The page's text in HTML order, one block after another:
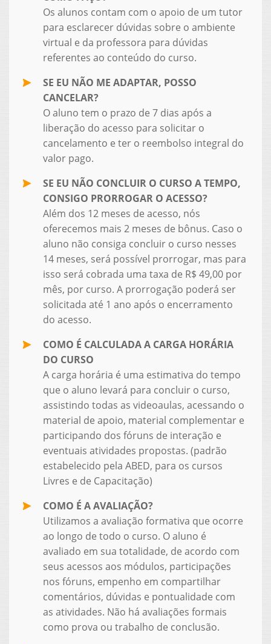
Os alunos contam com o apoio de um tutor
para esclarecer dúvidas sobre o ambiente
virtual e da professora para dúvidas
referentes ao conteúdo do curso.
SE EU NÃO ME ADAPTAR, POSSO
CANCELAR?
O aluno tem o prazo de 7 dias após a
liberação do acesso para solicitar o
cancelamento e ter o reembolso integral do
valor pago.
SE EU NÃO CONCLUIR O CURSO A TEMPO,
CONSIGO PRORROGAR O ACESSO?
Além dos 12 meses de acesso, nós
oferecemos mais 2 meses de bônus. Caso o
aluno não consiga concluir o curso nesses
14 meses, será possível prorrogar, mas para
isso será cobrada uma taxa de R$ 49,00 por
mês, por curso. A prorrogação poderá ser
solicitada até 1 ano após o encerramento
do acesso.
COMO É CALCULADA A CARGA HORÁRIA
DO CURSO
A carga horária é uma estimativa do tempo
que o aluno levará para concluir o curso,
assistindo todas as videoaulas, acessando o
material de apoio, material complementar e
participando dos fóruns de interação e
eventuais atividades propostas. (padrão
estabelecido pela ABED, para os cursos
Livres e de Capacitação)
COMO É A AVALIAÇÃO?
Utilizamos a avaliação formativa que ocorre
ao longo de todo o curso. O aluno é
avaliado em sua totalidade, de acordo com
seus acessos aos módulos, participações
nos fóruns, empenho em compartilhar
comentários, dúvidas e pontualidade com
as atividades. Não há avaliações formais
como prova ou trabalho de conclusão.